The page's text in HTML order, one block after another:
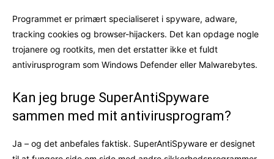
Programmet er primært specialiseret i spyware, adware,
tracking cookies og browser-hijackers. Det kan opdage nogle
trojanere og rootkits, men det erstatter ikke et fuldt
antivirusprogram som Windows Defender eller Malwarebytes.
Kan jeg bruge SuperAntiSpyware
sammen med mit antivirusprogram?
Ja – og det anbefales faktisk. SuperAntiSpyware er designet